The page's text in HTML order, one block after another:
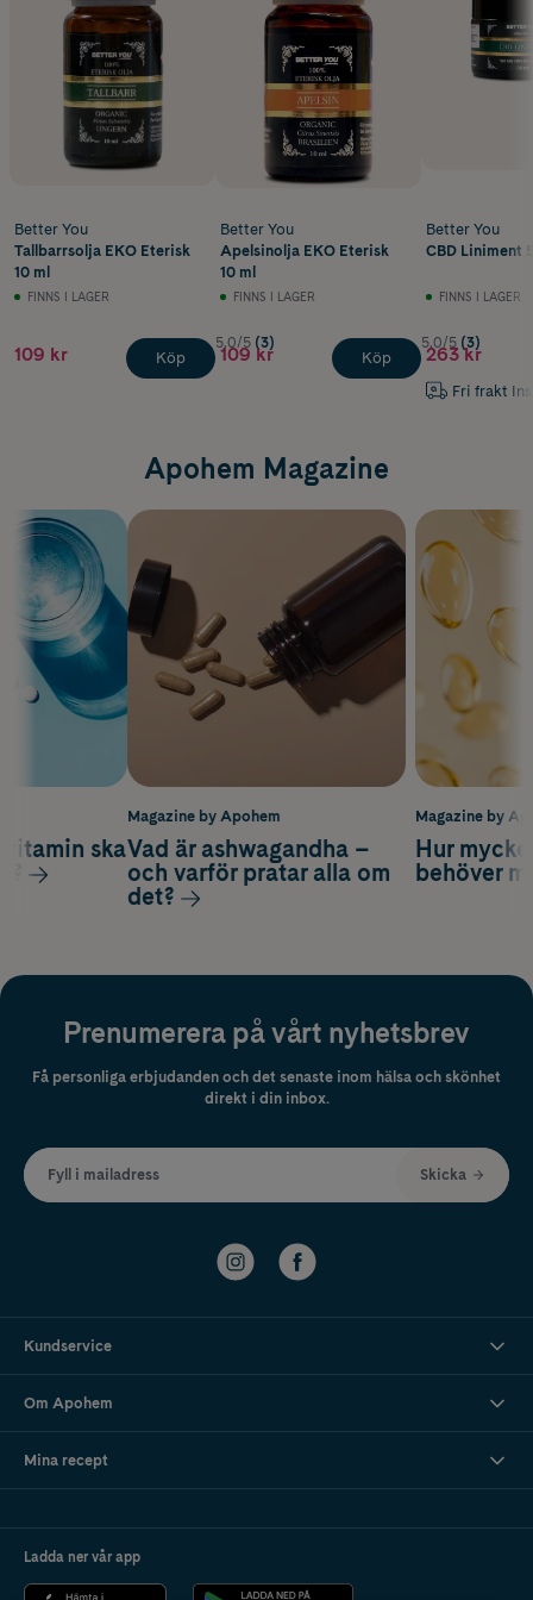
Better You
Tallbarrsolja EKO Eterisk
10 ml
FINNS I LAGER
109 kr Köp
Better You
Apelsinolja EKO Eterisk
10 ml
FINNS I LAGER
5.0/5 (3)
109 kr Köp
Better You
CBD Liniment
FINNS I LAGER
5.0/5 (3)
263 kr
Fri frakt
Apohem Magazine
Magazine by
Hur
behöver
ska
Magazine by Apohem
Vad är ashwagandha –
och varför pratar alla om
det?
Prenumerera på vårt nyhetsbrev
Få personliga erbjudanden och det senaste inom hälsa och skönhet
direkt i din inbox.
Fyll i mailadress Skicka
Kundservice
Om Apohem
Mina recept
Ladda ner vår app